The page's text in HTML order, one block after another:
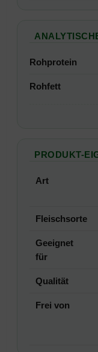
Rohprotein
Rohfett
PRODUKT-
Art
Fleischsorte
Geeignet
für
Qualität
Frei von